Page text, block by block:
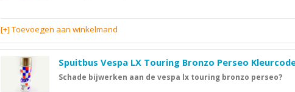
[+] Toevoegen aan winkelmand
Spuitbus Vespa LX Touring Bronzo Perseo
Schade bijwerken aan de vespa lx touring bronzo perseo?